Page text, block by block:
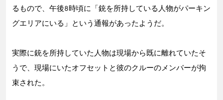
るもので、午後8時頃に「銃を所持している人物がパーキン
グエリアにいる」という通報があったようだ。
実際に銃を所持していた人物は現場から既に離れていたそ
うで、現場にいたオフセットと彼のクルーのメンバーが拘
束された。